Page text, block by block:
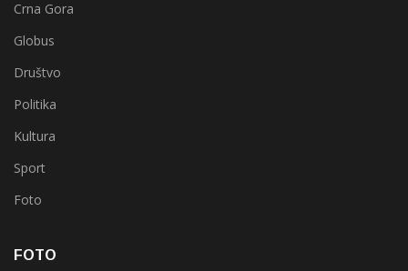
Crna Gora
Globus
Društvo
Politika
Kultura
Sport
Foto
FOTO